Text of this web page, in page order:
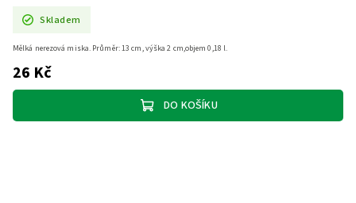
Skladem
26 Kč
DO KOŠÍKU
Mělká nerezová miska. Průměr: 13 cm, výška 2 cm,objem 0,18 l.